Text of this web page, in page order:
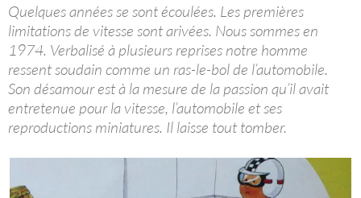
Quelques années se sont écoulées. Les premières
limitations de vitesse sont arivées. Nous sommes en
1974. Verbalisé à plusieurs reprises notre homme
ressent soudain comme un ras-le-bol de l’automobile.
Son désamour est à la mesure de la passion qu’il avait
entretenue pour la vitesse, l’automobile et ses
reproductions miniatures. Il laisse tout tomber.